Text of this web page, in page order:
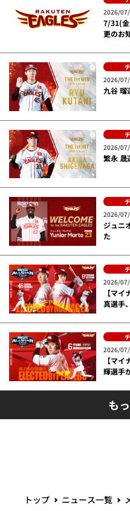
2026/
7/31(金
更のお
2026/
九谷 瑠
2026/
繁永 晟
2026/
ジュニ
た
2026/
【マ
真選手
2026/
【マ
輝選手
も
トップ ニュース一覧